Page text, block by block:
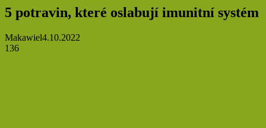
5 potravin, které oslabují imunitní systém
Makawiel4.10.2022
136